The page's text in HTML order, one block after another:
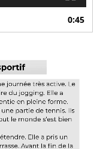
0:45